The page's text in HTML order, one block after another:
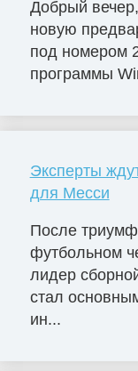
Добрый
новую
под номером
программы
Эксперты
для Месси
После
футбольном
лидер
стал
ин...